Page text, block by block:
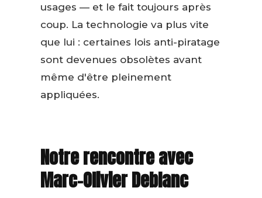
usages — et le fait toujours après
coup. La technologie va plus vite
que lui : certaines lois anti-piratage
sont devenues obsolètes avant
même d'être pleinement
appliquées.
Notre rencontre avec
Marc-Olivier Deblanc